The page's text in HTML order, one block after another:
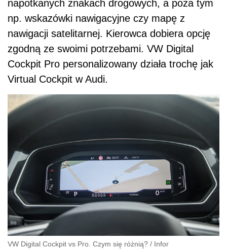
napotkanych znakach drogowych, a poza tym
np. wskazówki nawigacyjne czy mapę z
nawigacji satelitarnej. Kierowca dobiera opcję
zgodną ze swoimi potrzebami. VW Digital
Cockpit Pro personalizowany działa trochę jak
Virtual Cockpit w Audi.
VW Digital Cockpit vs Pro. Czym się różnią? / Infor